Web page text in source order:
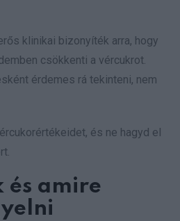
klinikai bizonyíték arra, hogy
csökkenti a vércukrot.
érdemes rá tekinteni, nem
és ne hagyd el
és amire